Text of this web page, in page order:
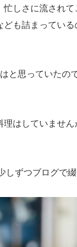
しさに流され
ども詰まってい
と思っていたの
はしていませ
ずつブログで綴